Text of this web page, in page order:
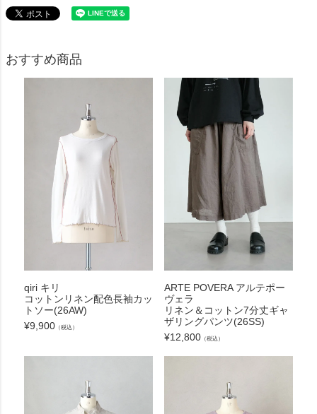
おすすめ商品
qiri キリ
コットンリネン配色長袖カッ
トソー(26AW)
¥9,900（税込）
ARTE POVERA アルテポー
ヴェラ
リネン＆コットン7分丈ギャ
ザリングパンツ(26SS)
¥12,800 （税込）